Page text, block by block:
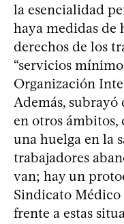
la esencialidad
haya medidas de
derechos de los
“servicios
Organización
Además,
en otros ámbitos,
una huelga en la
trabajadores
van; hay un
Sindicato Médico
frente a estas